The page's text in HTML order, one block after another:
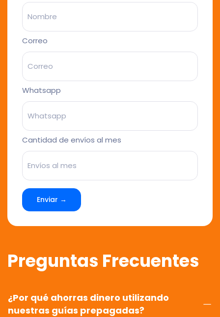
Correo
Whatsapp
Cantidad de envíos al mes
Enviar →
Preguntas Frecuentes
¿Por qué ahorras dinero utilizando
nuestras guías prepagadas?